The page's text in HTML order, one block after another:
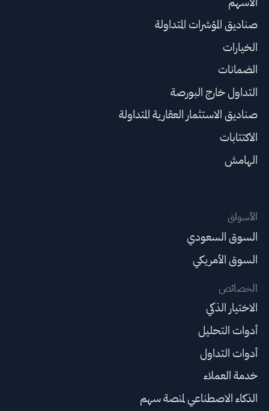
صناديق المؤشرات المتداولة
الخيارات
الضمانات
التداول خارج البورصة
صناديق الاستثمار العقارية المتداولة
الاكتتابات
الهامش
الأسواق
السوق السعودي
السوق الأمريكي
الخصائص
الاختيار الذكي
أدوات التحليل
أدوات التداول
خدمة العملاء
الذكاء الاصطناعي لمنصة سهم